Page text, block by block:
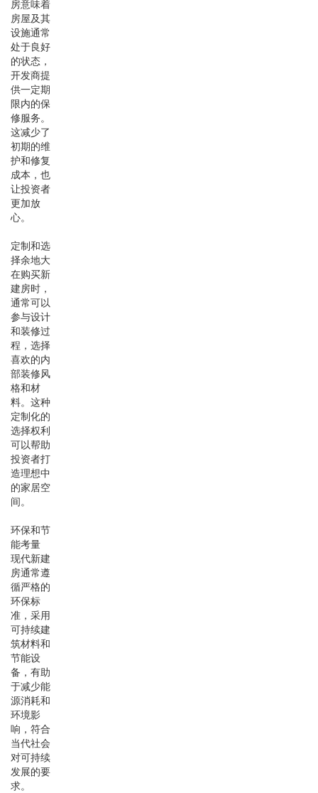
房意味着
房屋及其
设施通常
处于良好
的状态，
开发商提
供一定期
限内的保
修服务。
这减少了
初期的维
护和修复
成本，也
让投资者
更加放
心。
定制和选
择余地大
在购买新
建房时，
通常可以
参与设计
和装修过
程，选择
喜欢的内
部装修风
格和材
料。这种
定制化的
选择权利
可以帮助
投资者打
造理想中
的家居空
间。
环保和节
能考量
现代新建
房通常遵
循严格的
环保标
准，采用
可持续建
筑材料和
节能设
备，有助
于减少能
源消耗和
环境影
响，符合
当代社会
对可持续
发展的要
求。